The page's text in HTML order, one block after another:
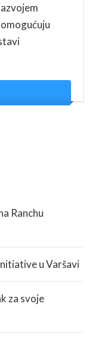
Ranchu
u Varšavi
za svoje